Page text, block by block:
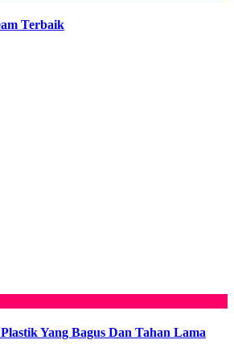
Terbaik
Yang Bagus Dan Tahan Lama